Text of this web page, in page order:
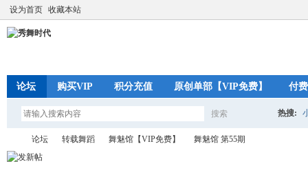
设为首页 收藏本站
论坛 购买VIP 积分充值 原创单部【VIP免费】 付
搜索 热搜:
论坛 转载舞蹈 舞魅馆【VIP免费】 舞魅馆 第55期